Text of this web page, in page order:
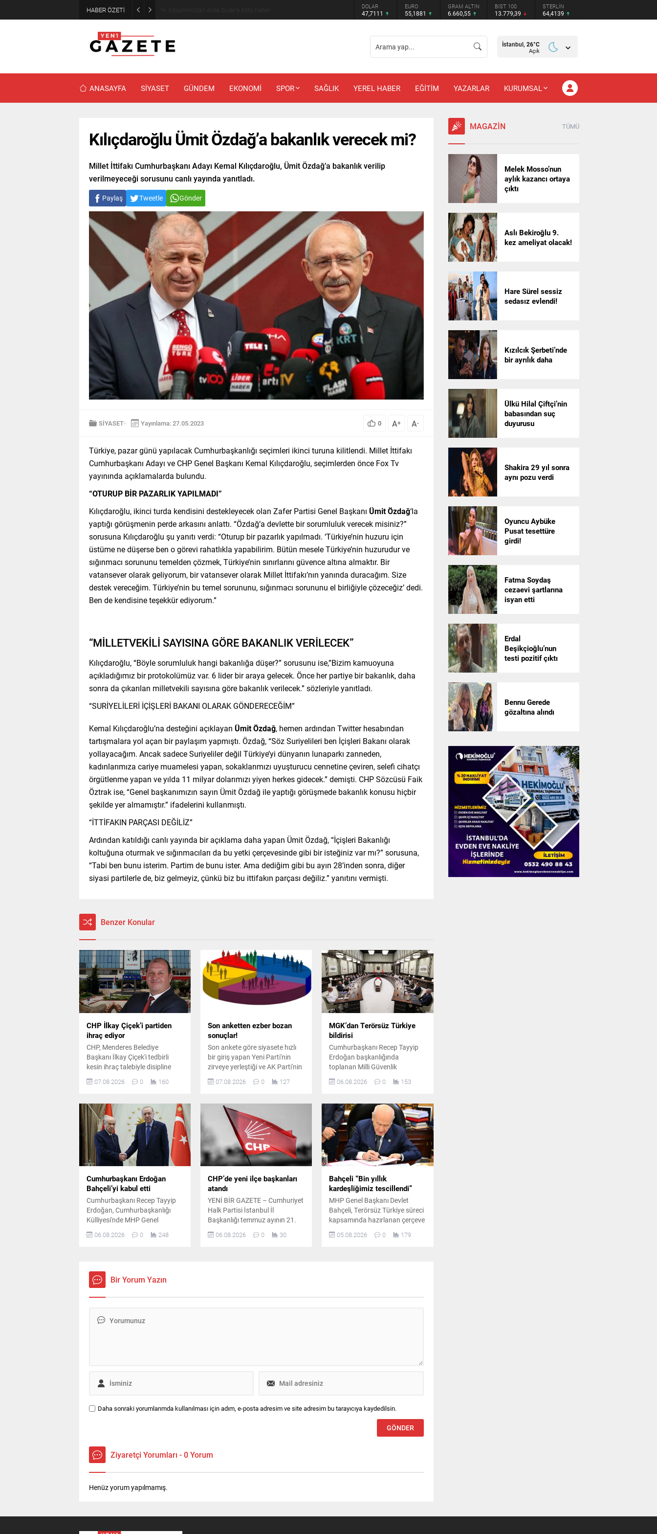
HABER ÖZETİ DOLAR
47,7111
EURO
55,1881
GRAM ALTIN
6.660,55
BIST 100
13.779,39
STERLİN
64,4139
İstanbul, 26°C
Açık
ANASAYFA SİYASET GÜNDEM EKONOMİ SPOR SAĞLIK YEREL HABER EĞİTİM YAZARLAR KURUMSAL
Kılıçdaroğlu Ümit Özdağ’a bakanlık verecek mi?
Millet İttifakı Cumhurbaşkanı Adayı Kemal Kılıçdaroğlu, Ümit Özdağ’a bakanlık verilip
verilmeyeceği sorusunu canlı yayında yanıtladı.
Paylaş Tweetle Gönder
SİYASET Yayınlama: 27.05.2023 0 A+ A-
Türkiye, pazar günü yapılacak Cumhurbaşkanlığı seçimleri ikinci turuna kilitlendi. Millet İttifakı
Cumhurbaşkanı Adayı ve CHP Genel Başkanı Kemal Kılıçdaroğlu, seçimlerden önce Fox Tv
yayınında açıklamalarda bulundu.
“OTURUP BİR PAZARLIK YAPILMADI”
Kılıçdaroğlu, ikinci turda kendisini destekleyecek olan Zafer Partisi Genel Başkanı Ümit Özdağ‘la
yaptığı görüşmenin perde arkasını anlattı. “Özdağ’a devlette bir sorumluluk verecek misiniz?”
sorusuna Kılıçdaroğlu şu yanıtı verdi: “Oturup bir pazarlık yapılmadı. ‘Türkiye’nin huzuru için
üstüme ne düşerse ben o görevi rahatlıkla yapabilirim. Bütün mesele Türkiye’nin huzurudur ve
sığınmacı sorununu temelden çözmek, Türkiye’nin sınırlarını güvence altına almaktır. Bir
vatansever olarak geliyorum, bir vatansever olarak Millet İttifakı’nın yanında duracağım. Size
destek vereceğim. Türkiye’nin bu temel sorununu, sığınmacı sorununu el birliğiyle çözeceğiz’ dedi.
Ben de kendisine teşekkür ediyorum.”
“MİLLETVEKİLİ SAYISINA GÖRE BAKANLIK VERİLECEK”
Kılıçdaroğlu, “Böyle sorumluluk hangi bakanlığa düşer?” sorusunu ise,”Bizim kamuoyuna
açıkladığımız bir protokolümüz var. 6 lider bir araya gelecek. Önce her partiye bir bakanlık, daha
sonra da çıkarılan milletvekili sayısına göre bakanlık verilecek.” sözleriyle yanıtladı.
“SURİYELİLERİ İÇİŞLERİ BAKANI OLARAK GÖNDERECEĞİM”
Kemal Kılıçdaroğlu’na desteğini açıklayan Ümit Özdağ, hemen ardından Twitter hesabından
tartışmalara yol açan bir paylaşım yapmıştı. Özdağ, “Söz Suriyelileri ben İçişleri Bakanı olarak
yollayacağım. Ancak sadece Suriyeliler değil Türkiye’yi dünyanın lunaparkı zanneden,
kadınlarımıza cariye muamelesi yapan, sokaklarımızı uyuşturucu cennetine çeviren, selefi cihatçı
örgütlenme yapan ve yılda 11 milyar dolarımızı yiyen herkes gidecek.” demişti. CHP Sözcüsü Faik
Öztrak ise, “Genel başkanımızın sayın Ümit Özdağ ile yaptığı görüşmede bakanlık konusu hiçbir
şekilde yer almamıştır.” ifadelerini kullanmıştı.
“İTTİFAKIN PARÇASI DEĞİLİZ”
Ardından katıldığı canlı yayında bir açıklama daha yapan Ümit Özdağ, “İçişleri Bakanlığı
koltuğuna oturmak ve sığınmacıları da bu yetki çerçevesinde gibi bir isteğiniz var mı?” sorusuna,
“Tabi ben bunu isterim. Partim de bunu ister. Ama dediğim gibi bu ayın 28’inden sonra, diğer
siyasi partilerle de, biz gelmeyiz, çünkü biz bu ittifakın parçası değiliz.” yanıtını vermişti.
Benzer Konular
CHP İlkay Çiçek’i partiden
ihraç ediyor
CHP, Menderes Belediye
Başkanı İlkay Çiçek'i tedbirli
kesin ihraç talebiyle disipline
örgüt disiplini kapsamında
sonucunda alındığı açıklandı.
07.08.2026 0 160
Son anketten ezber bozan
sonuçlar!
Son ankete göre siyasete hızlı
bir giriş yapan Yeni Parti'nin
zirveye yerleştiği ve AK Parti'nin
CHP ve MHP'nin yaşadığı tarihi
gerilemeleri dikkat çekti.
07.08.2026 0 127
MGK’dan Terörsüz Türkiye
bildirisi
Cumhurbaşkanı Recep Tayyip
Erdoğan başkanlığında
toplanan Milli Güvenlik
yayımlanan bildiride, "Terörsüz
hedeflerine yönelik çalışmaların
kararlılıkla sürdürüleceği
vurgulandı.
06.08.2026 0 153
Cumhurbaşkanı Erdoğan
Bahçeli’yi kabul etti
Cumhurbaşkanı Recep Tayyip
Erdoğan, Cumhurbaşkanlığı
Külliyesi'nde MHP Genel
Başkanı Devlet Bahçeli ile bir
araya geldi. Yaklaşık 45 dakika
06.08.2026 0 248
CHP’de yeni ilçe başkanları
atandı
YENİ BİR GAZETE – Cumhuriyet
Halk Partisi İstanbul İl
Başkanlığı temmuz ayının 21.
gününde yaptığı duyuruyla çok
sayıda ilçe başkanı ile
edilmesinin ardından
06.08.2026 0 30
Bahçeli “Bin yıllık
kardeşliğimiz tescillendi”
MHP Genel Başkanı Devlet
Bahçeli, Terörsüz Türkiye süreci
kapsamında hazırlanan çerçeve
yasa teklifine ilişkin
değerlendirmelerde bulundu.
05.08.2026 0 179
Bir Yorum Yazın
Daha sonraki yorumlarımda kullanılması için adım, e-posta adresim ve site adresim bu tarayıcıya kaydedilsin.
Ziyaretçi Yorumları - 0 Yorum
Henüz yorum yapılmamış.
MAGAZİN TÜMÜ
Melek Mosso’nun
aylık kazancı ortaya
çıktı
Aslı Bekiroğlu 9.
kez ameliyat olacak!
Hare Sürel sessiz
sedasız evlendi!
Kızılcık Şerbeti’nde
bir ayrılık daha
Ülkü Hilal Çiftçi’nin
babasından suç
duyurusu
Shakira 29 yıl sonra
aynı pozu verdi
Oyuncu Aybüke
Pusat tesettüre
girdi!
Fatma Soydaş
cezaevi şartlarına
isyan etti
Erdal
Beşikçioğlu’nun
testi pozitif çıktı
Bennu Gerede
gözaltına alındı